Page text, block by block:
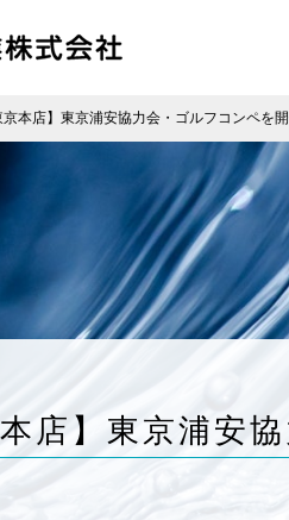
京本店】東京浦安協力会・ゴルフコンペを
本店】東京浦安